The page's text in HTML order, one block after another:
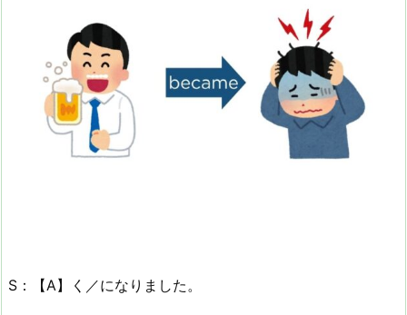
S：【A】く／になりました。